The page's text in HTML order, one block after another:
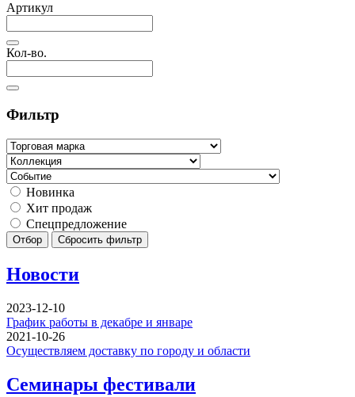
Артикул
Кол-во.
Фильтр
Новинка
Хит продаж
Спецпредложение
Отбор Сбросить фильтр
Новости
2023-12-10
График работы в декабре и январе
2021-10-26
Осуществляем доставку по городу и области
Семинары фестивали